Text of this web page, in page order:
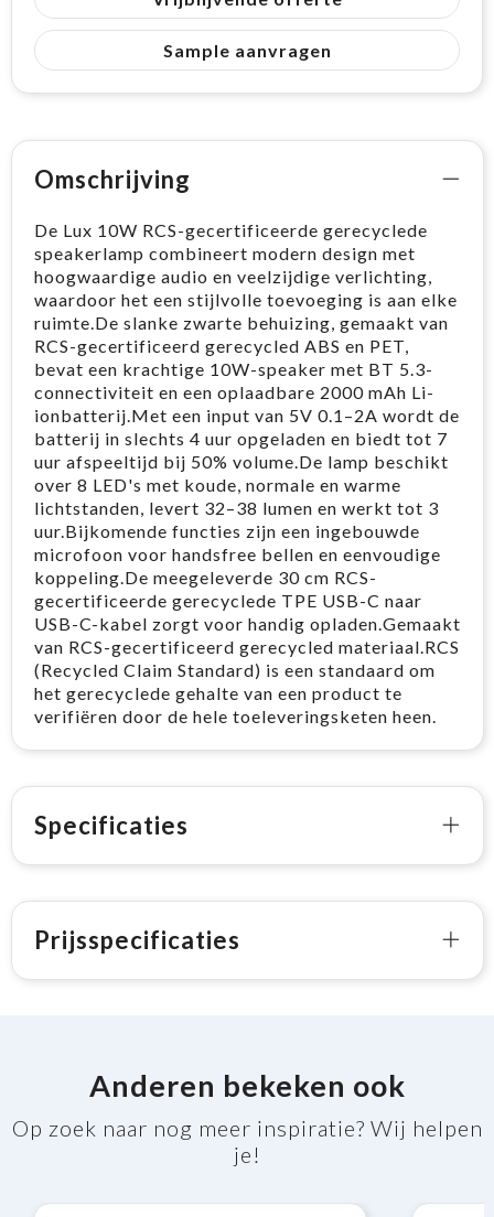
Sample aanvragen
Omschrijving
De Lux 10W RCS-gecertificeerde gerecyclede
speakerlamp combineert modern design met
hoogwaardige audio en veelzijdige verlichting,
waardoor het een stijlvolle toevoeging is aan elke
ruimte.De slanke zwarte behuizing, gemaakt van
RCS-gecertificeerd gerecycled ABS en PET,
bevat een krachtige 10W-speaker met BT 5.3-
connectiviteit en een oplaadbare 2000 mAh Li-
ionbatterij.Met een input van 5V 0.1–2A wordt de
batterij in slechts 4 uur opgeladen en biedt tot 7
uur afspeeltijd bij 50% volume.De lamp beschikt
over 8 LED's met koude, normale en warme
lichtstanden, levert 32–38 lumen en werkt tot 3
uur.Bijkomende functies zijn een ingebouwde
microfoon voor handsfree bellen en eenvoudige
koppeling.De meegeleverde 30 cm RCS-
gecertificeerde gerecyclede TPE USB-C naar
USB-C-kabel zorgt voor handig opladen.Gemaakt
van RCS-gecertificeerd gerecycled materiaal.RCS
(Recycled Claim Standard) is een standaard om
het gerecyclede gehalte van een product te
verifiëren door de hele toeleveringsketen heen.
Specificaties
Prijsspecificaties
Anderen bekeken ook
Op zoek naar nog meer inspiratie? Wij helpen
je!